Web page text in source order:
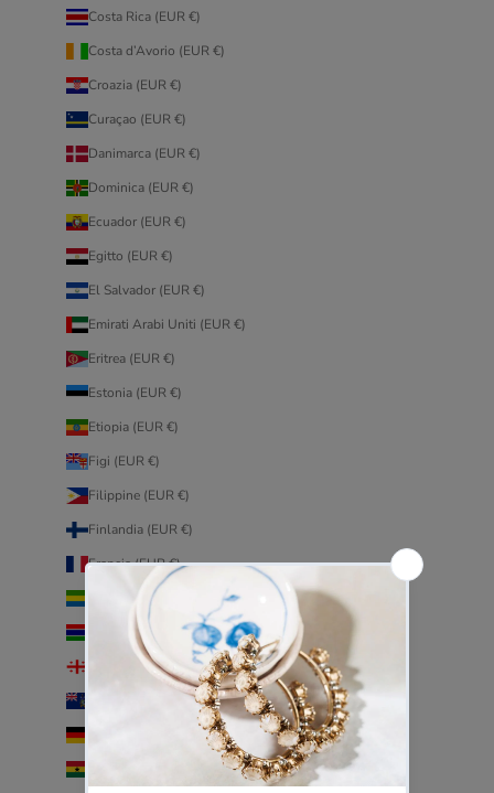
Costa Rica (EUR €)
Costa d’Avorio (EUR €)
Croazia (EUR €)
Curaçao (EUR €)
Danimarca (EUR €)
Dominica (EUR €)
Ecuador (EUR €)
Egitto (EUR €)
El Salvador (EUR €)
Emirati Arabi Uniti (EUR €)
Eritrea (EUR €)
Estonia (EUR €)
Etiopia (EUR €)
Figi (EUR €)
Filippine (EUR €)
Finlandia (EUR €)
Francia (EUR €)
Gabon (EUR €)
Gambia (EUR €)
Georgia (EUR €)
Georgia del Sud e Sandwich australi (EUR €)